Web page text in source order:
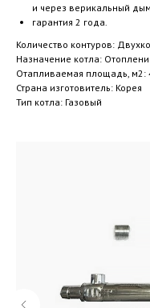
и через верикальный
гарантия 2 года.
Количество контуров:
Назначение котла:
Отапливаемая площадь, м2:
Страна изготовитель: Корея
Тип котла: Газовый